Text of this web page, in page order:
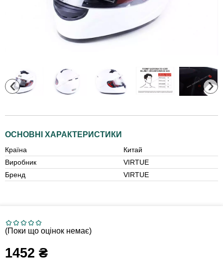
‹ ›
ОСНОВНІ ХАРАКТЕРИСТИКИ
Країна
Китай
Виробник
VIRTUE
Бренд
VIRTUE
(Поки що оцінок немає)
1452 ₴